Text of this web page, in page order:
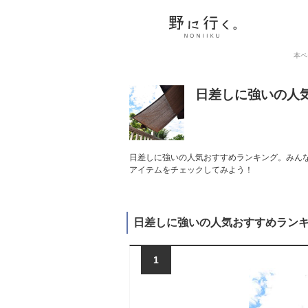
本
日差しに強いの人
日差しに強いの人気おすすめランキング。み
アイテムをチェックしてみよう！
日差しに強いの人気おすすめラン
1